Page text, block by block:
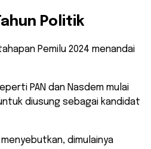
Politik
Pemilu 2024 menandai
PAN dan Nasdem mulai
diusung sebagai kandidat
menyebutkan, dimulainya